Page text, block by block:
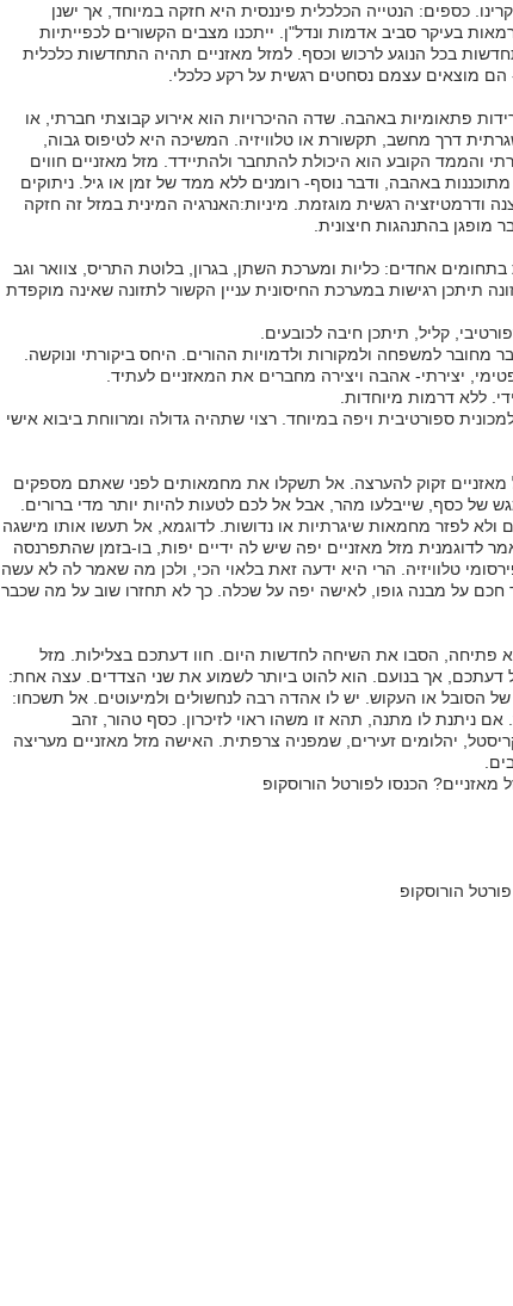
כספים: הנטייה הכלכלית פיננסית היא חזקה במיוחד, אך ישנן
בעיקר סביב אדמות ונדל"ן. ייתכנו מצבים הקשורים לכפייתיות
בכל הנוגע לרכוש וכסף. למזל מאזניים תהיה התחדשות כלכלית
הם מוצאים עצמם נסחטים רגשית על רקע כלכלי.
פתאומיות באהבה. שדה ההיכרויות הוא אירוע קבוצתי חברתי, או
דרך מחשב, תקשורת או טלוויזיה. המשיכה היא לטיפוס גבוה,
והממד הקובע הוא היכולת להתחבר ולהתיידד. מזל מאזניים חווים
באהבה, ודבר נוסף- רומנים ללא ממד של זמן או גיל. ניתוקים
ודרמטיזציה רגשית מוגזמת. מיניות:האנרגיה המינית במזל זה חזקה
מופגן בהתנהגות חיצונית.
בתחומים אחדים: כליות ומערכת השתן, בגרון, בלוטת התריס, צוואר וגב
תיתכן רגישות במערכת החיסונית עניין הקשור לתזונה שאינה מוקפדת
קליל, תיתכן חיבה לכובעים.
מחובר למשפחה ולמקורות ולדמויות ההורים. היחס ביקורתי ונוקשה.
יצירתי- אהבה ויצירה מחברים את המאזניים לעתיד.
ללא דרמות מיוחדות.
ספורטיבית ויפה במיוחד. רצוי שתהיה גדולה ומרווחת ביבוא אישי
מאזניים זקוק להערצה. אל תשקלו את מחמאותים לפני שאתם מספקים
של כסף, שייבלעו מהר, אבל אל לכם לטעות להיות יותר מדי ברורים.
ולא לפזר מחמאות שיגרתיות או נדושות. לדוגמא, אל תעשו אותו מישגה
לדוגמנית מזל מאזניים יפה שיש לה ידיים יפות, בו-בזמן שהתפרנסה
טלוויזיה. הרי היא ידעה זאת בלאוי הכי, ולכן מה שאמר לה לא עשה
חכם על מבנה גופו, לאישה יפה על שכלה. כך לא תחזרו שוב על מה שכבר
הסבו את השיחה לחדשות היום. חוו דעתכם בצלילות. מזל
דעתכם, אך בנועם. הוא להוט ביותר לשמוע את שני הצדדים. עצה אחת:
של הסובל או העקוש. יש לו אהדה רבה לנחשולים ולמיעוטים. אל תשכחו:
אם ניתנת לו מתנה, תהא זו משהו ראוי לזיכרון. כסף טהור, זהב
יהלומים זעירים, שמפניה צרפתית. האישה מזל מאזניים מעריצה
מאזניים? הכנסו לפורטל הורוסקופ
הורוסקופ